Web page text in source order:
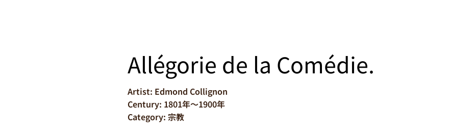
Allégorie de la Comédie.
Artist: Edmond Collignon
Century: 1801年～1900年
Category: 宗教